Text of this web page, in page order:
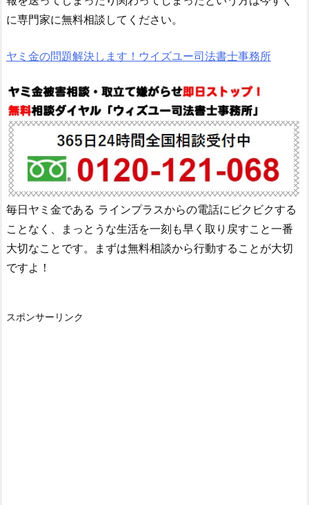
に専門家に無料相談してください。
ヤミ金の問題解決します！ウイズユー司法書士事務所
毎日ヤミ金である ラインプラスからの電話にビクビクする
ことなく、まっとうな生活を一刻も早く取り戻すこと一番
大切なことです。まずは無料相談から行動することが大切
ですよ！
スポンサーリンク